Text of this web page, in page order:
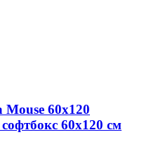
60х120
60х120 см